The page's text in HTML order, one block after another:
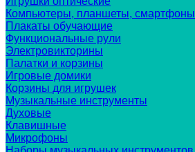
Компьютеры, планшеты, смартфоны
Плакаты обучающие
Функциональные рули
Электровикторины
Палатки и корзины
Игровые домики
Корзины для игрушек
Музыкальные инструменты
Духовые
Клавишные
Микрофоны